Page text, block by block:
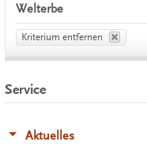
Welterbe
Kriterium entfernen
Service
Aktuelles